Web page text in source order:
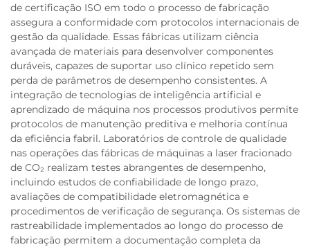
de certificação ISO em todo o processo de fabricação
assegura a conformidade com protocolos internacionais de
gestão da qualidade. Essas fábricas utilizam ciência
avançada de materiais para desenvolver componentes
duráveis, capazes de suportar uso clínico repetido sem
perda de parâmetros de desempenho consistentes. A
integração de tecnologias de inteligência artificial e
aprendizado de máquina nos processos produtivos permite
protocolos de manutenção preditiva e melhoria contínua
da eficiência fabril. Laboratórios de controle de qualidade
nas operações das fábricas de máquinas a laser fracionado
de CO₂ realizam testes abrangentes de desempenho,
incluindo estudos de confiabilidade de longo prazo,
avaliações de compatibilidade eletromagnética e
procedimentos de verificação de segurança. Os sistemas de
rastreabilidade implementados ao longo do processo de
fabricação permitem a documentação completa da